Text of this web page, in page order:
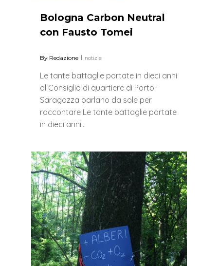
Bologna Carbon Neutral
con Fausto Tomei
By Redazione notizie
Le tante battaglie portate in dieci anni
al Consiglio di quartiere di Porto-
Saragozza parlano da sole per
raccontare Le tante battaglie portate
in dieci anni…
0